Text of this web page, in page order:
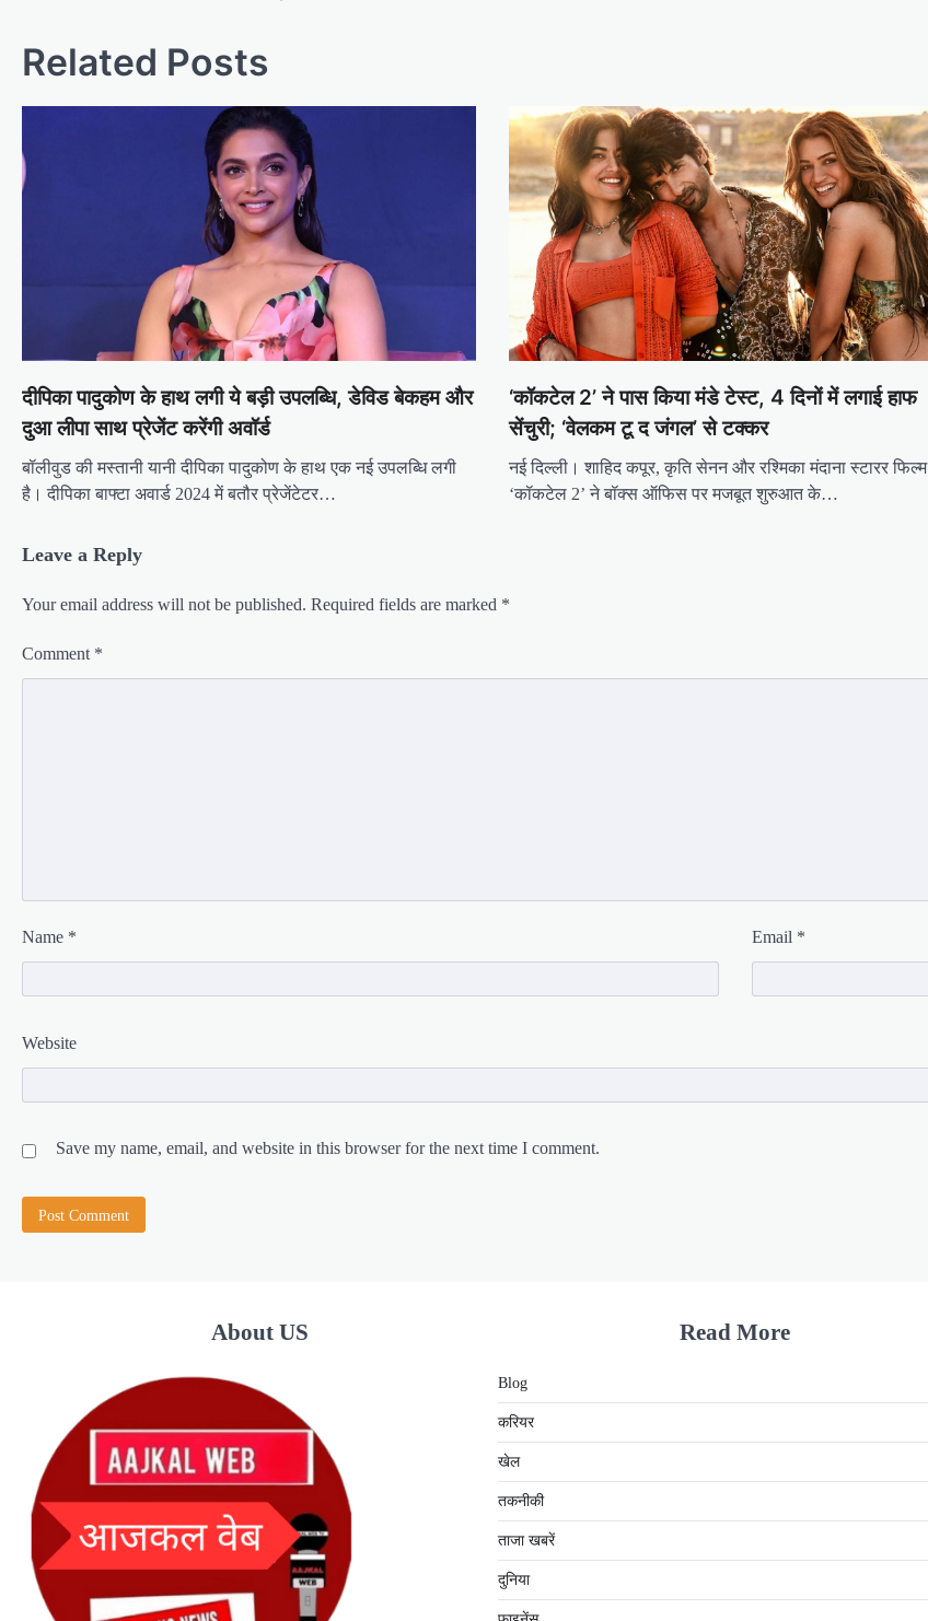
Related Posts
दीपिका पादुकोण के हाथ लगी ये बड़ी उपलब्धि, डेविड बेकहम और
दुआ लीपा साथ प्रेजेंट करेंगी अवॉर्ड
बॉलीवुड की मस्तानी यानी दीपिका पादुकोण के हाथ एक नई उपलब्धि लगी
है। दीपिका बाफ्टा अवार्ड 2024 में बतौर प्रेजेंटेटर…
‘कॉकटेल 2’ ने पास किया मंडे टेस्ट, 4 दिनों में लगाई हाफ
सेंचुरी; ‘वेलकम टू द जंगल’ से टक्कर
नई दिल्ली। शाहिद कपूर, कृति सेनन और रश्मिका मंदाना स्टारर फिल्म
‘कॉकटेल 2’ ने बॉक्स ऑफिस पर मजबूत शुरुआत के…
Leave a Reply
Your email address will not be published. Required fields are marked *
Comment *
Name * Email *
Website
Save my name, email, and website in this browser for the next time I comment.
About US Read More
Blog
करियर
खेल
तकनीकी
ताजा खबरें
दुनिया